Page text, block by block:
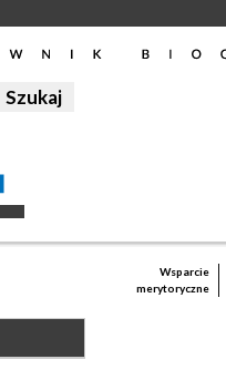
Wsparcie
merytoryczne